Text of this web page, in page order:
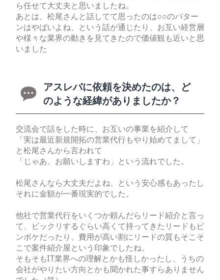
ら任せて大丈夫と思いましたね。
あとは、松尾さんと話してて思ったのは○○のパター
ンはやばいよね、という話が通じたり、お互い経営層
や様々な業界の動きを見てきたので価値観も近いと思
いました
アスレバに依頼を決めたのは、ど
のような経緯がありましたか？
交流会で話をした時に、お互いの事業を紹介して
「実は最近新規開拓の営業代行もやり始めてまして」
と松尾さんから言われて
「じゃあ、お願いしますわ」という流れでした。
松尾さんなら大丈夫だよね、という安心感もあったし
それに金額が一番現実的でした。
他社で営業代行をいくつか頼んだらリード紹介と言っ
て、ビックリするぐらい高くて持ってきたリードもピ
ンボケだったり、費用が高い割にリードの質もそこそ
こで案件紹介屋という印象でしたね。
そもそもIT業界への理解とかも怪しかったし、うちの
会社がやりたい方向とかも聞かれた事すらありません